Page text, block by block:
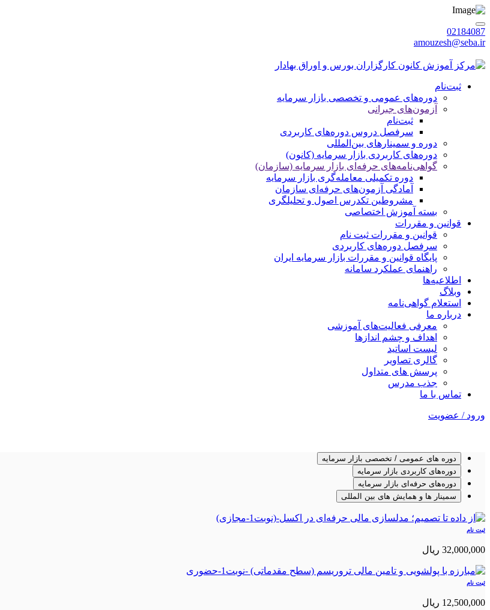
02184087
amouzesh@seba.ir
ثبت‌نام
دوره‌های عمومی و تخصصی بازار سرمایه
آزمون‌های جبرانی
ثبت‌نام
سرفصل دروس دوره‌های کاربردی
دوره‌ و سمینارهای بین‌المللی
دوره‌های کاربردی بازار سرمایه (کانون)
گواهی‌نامه‌های حرفه‌ای بازار سرمایه (سازمان)
دوره تکمیلی معامله‌گری بازار سرمایه
آمادگی آزمون‌های حرفه‌ای سازمان
مشروطین تکدرس اصول و تحلیلگری
بسته‌ آموزش اختصاصی
قوانین و مقررات
قوانین و مقررات ثبت نام
سرفصل دوره‌های کاربردی
پایگاه قوانین و مقررات بازار سرمایه ایران
راهنمای عملکرد سامانه
اطلاعیه‌ها
وبلاگ
استعلام گواهی‌نامه
درباره ما
معرفی فعالیت‌های آموزشی
اهداف و چشم اندازها
لیست اساتید
گالری تصاویر
پرسش های متداول
جذب مدرس
تماس با ما
ورود / عضویت
دوره های عمومی / تخصصی بازار سرمایه
دوره‌های کاربردی بازار سرمایه
دوره‌های حرفه‌ای بازار سرمایه
سمینار ها و همایش های بین المللی
ثبت نام
32,000,000 ريال
ثبت نام
12,500,000 ريال